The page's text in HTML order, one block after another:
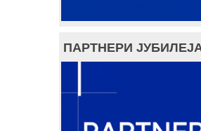
ПАРТНЕРИ